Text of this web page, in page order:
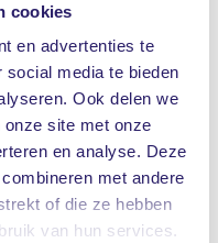
cookies
en advertenties te
media te bieden
Ook delen we
site met onze
en analyse. Deze
met andere
of die ze hebben
van hun services.
zaken vertelt, om
“Daarom
alle belangrijke
er achter blijft.
mogelijk.”